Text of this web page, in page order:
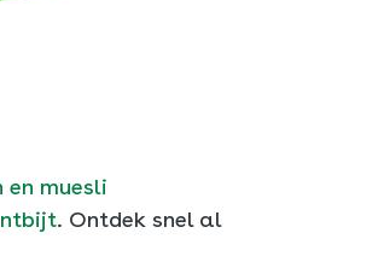
muesli
. Ontdek snel al